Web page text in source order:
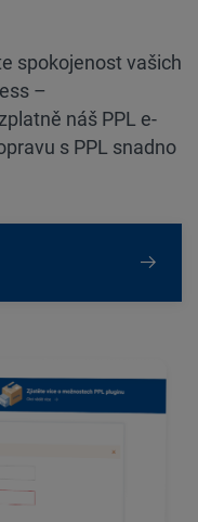
spokojenost vašich
–
náš PPL e-
s PPL snadno